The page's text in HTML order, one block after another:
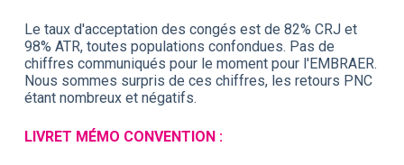
Le taux d'acceptation des congés est de 82% CRJ et
98% ATR, toutes populations confondues. Pas de
chiffres communiqués pour le moment pour l'EMBRAER.
Nous sommes surpris de ces chiffres, les retours PNC
étant nombreux et négatifs.
LIVRET MÉMO CONVENTION :